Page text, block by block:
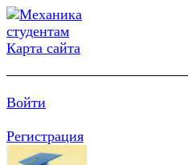
Карта сайта
Войти
Регистрация